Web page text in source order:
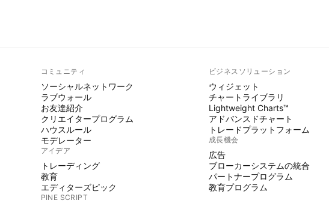
コミュニティ
ソーシャルネットワーク
ラブウォール
お友達紹介
クリエイタープログラム
ハウスルール
モデレーター
アイデア
トレーディング
教育
エディターズピック
PINE SCRIPT
ビジネスソリューション
ウィジェット
チャートライブラリ
Lightweight Charts™
アドバンスドチャート
トレードプラットフォーム
成長機会
広告
ブローカーシステムの統合
パートナープログラム
教育プログラム